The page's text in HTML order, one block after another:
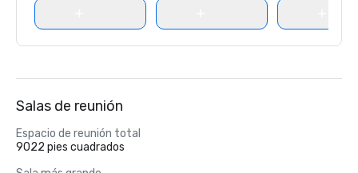
Salas de reunión
Espacio de reunión total
9022 pies cuadrados